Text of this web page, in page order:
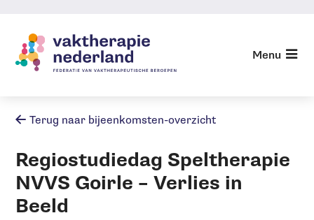
Jump
Jump
main
content
Menu
Terug naar bijeenkomsten-overzicht
Regiostudiedag Speltherapie
NVVS Goirle – Verlies in
Beeld
Agenda